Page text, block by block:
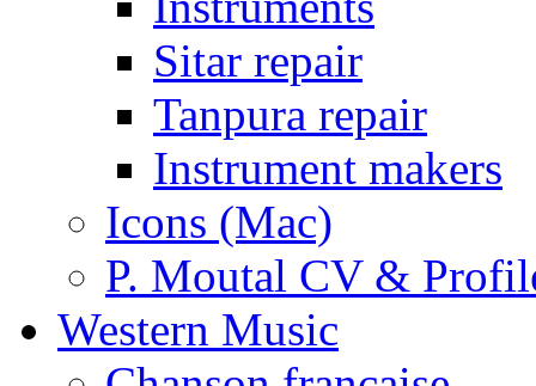
Sitar repair
Tanpura repair
Instrument makers
Icons (Mac)
P. Moutal CV &
Western Music